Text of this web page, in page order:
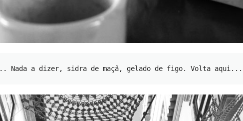
Nada a dizer, sidra de maçã, gelado de figo. Volta aqui...